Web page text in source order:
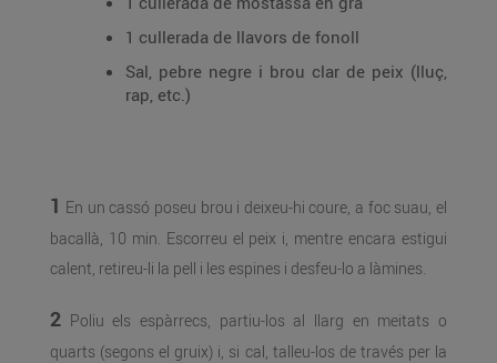
1 cullerada de llavors de fonoll
Sal, pebre negre i brou clar de peix (lluç,
rap, etc.)
1 En un cassó poseu brou i deixeu-hi coure, a foc suau, el
bacallà, 10 min. Escorreu el peix i, mentre encara estigui
calent, retireu-li la pell i les espines i desfeu-lo a làmines.
2 Poliu els espàrrecs, partiu-los al llarg en meitats o
quarts (segons el gruix) i, si cal, talleu-los de través per la